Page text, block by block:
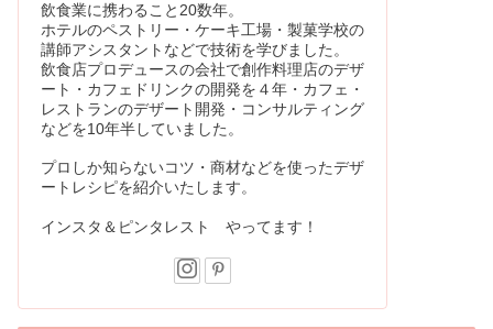
飲食業に携わること20数年。
ホテルのペストリー・ケーキ工場・製菓学校の
講師アシスタントなどで技術を学びました。
飲食店プロデュースの会社で創作料理店のデザ
ート・カフェドリンクの開発を４年・カフェ・
レストランのデザート開発・コンサルティング
などを10年半していました。
プロしか知らないコツ・商材などを使ったデザ
ートレシピを紹介いたします。
インスタ＆ピンタレスト やってます！